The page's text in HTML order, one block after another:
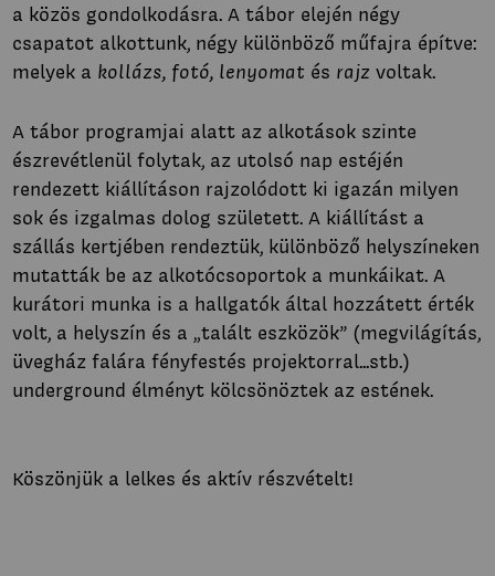
a közös gondolkodásra. A tábor elején négy
csapatot alkottunk, négy különböző műfajra építve:
melyek a kollázs, fotó, lenyomat és rajz voltak.
A tábor programjai alatt az alkotások szinte
észrevétlenül folytak, az utolsó nap estéjén
rendezett kiállításon rajzolódott ki igazán milyen
sok és izgalmas dolog született. A kiállítást a
szállás kertjében rendeztük, különböző helyszíneken
mutatták be az alkotócsoportok a munkáikat. A
kurátori munka is a hallgatók által hozzátett érték
volt, a helyszín és a „talált eszközök” (megvilágítás,
üvegház falára fényfestés projektorral...stb.)
underground élményt kölcsönöztek az estének.
Köszönjük a lelkes és aktív részvételt!